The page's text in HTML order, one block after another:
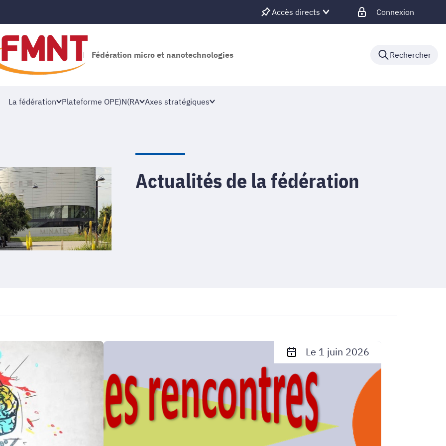
Accès directs Connexion
Fédération micro et nanotechnologies Rechercher
La fédération Plateforme OPE)N(RA Axes stratégiques
Actualités de la fédération
Les
Rencontres
FMNT
de
printemps
Le 1 juin 2026